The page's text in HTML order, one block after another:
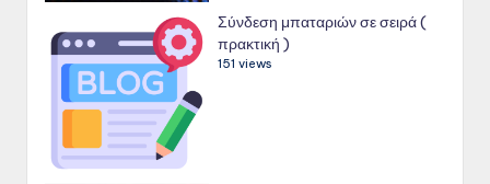
Σύνδεση μπαταριών σε σειρά (
πρακτική )
151 views